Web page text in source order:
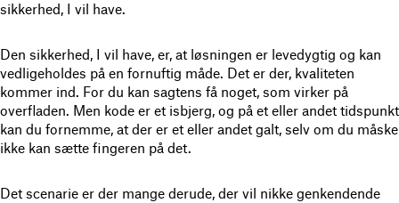
sikkerhed, I vil have.
Den sikkerhed, I vil have, er, at løsningen er levedygtig og kan
vedligeholdes på en fornuftig måde. Det er der, kvaliteten
kommer ind. For du kan sagtens få noget, som virker på
overfladen. Men kode er et isbjerg, og på et eller andet tidspunkt
kan du fornemme, at der er et eller andet galt, selv om du måske
ikke kan sætte fingeren på det.
Det scenarie er der mange derude, der vil nikke genkendende